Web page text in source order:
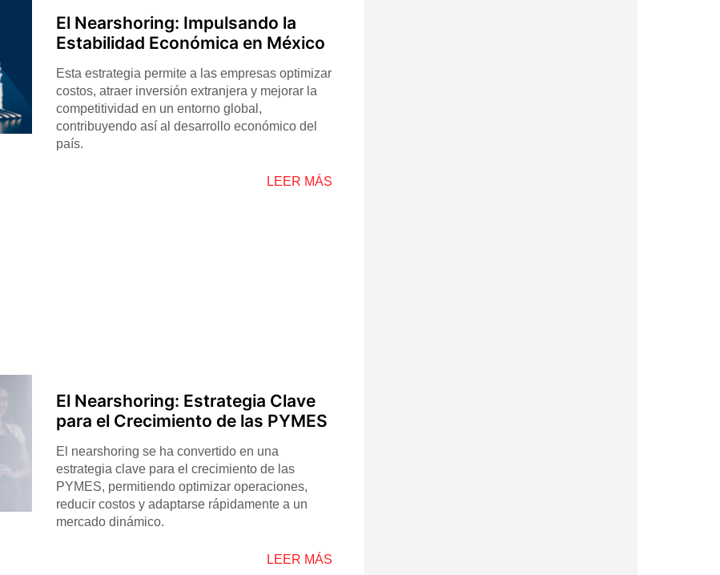
El Nearshoring: Impulsando la
Estabilidad Económica en México
Esta estrategia permite a las empresas optimizar
costos, atraer inversión extranjera y mejorar la
competitividad en un entorno global,
contribuyendo así al desarrollo económico del
país.
LEER MÁS
El Nearshoring: Estrategia Clave
para el Crecimiento de las PYMES
El nearshoring se ha convertido en una
estrategia clave para el crecimiento de las
PYMES, permitiendo optimizar operaciones,
reducir costos y adaptarse rápidamente a un
mercado dinámico.
LEER MÁS